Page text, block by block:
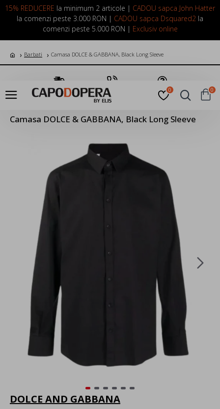
15% REDUCERE la minimum 2 articole | CADOU sapca John Hatter
la comenzi peste 3.000 RON | CADOU sapca Dsquared2 la
comenzi peste 5.000 RON | Exclusiv online
LOGIN INREGISTRARE
0 0
Barbati Camasa DOLCE & GABBANA, Black Long Sleeve
Transport Gratuit Suna Acum Pune o Intrebare
Camasa DOLCE & GABBANA, Black Long Sleeve
DOLCE AND GABBANA